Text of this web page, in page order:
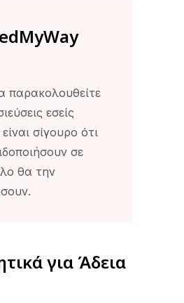
παρακολουθείτε
εσείς
σίγουρο ότι
σε
θα την
για Άδεια